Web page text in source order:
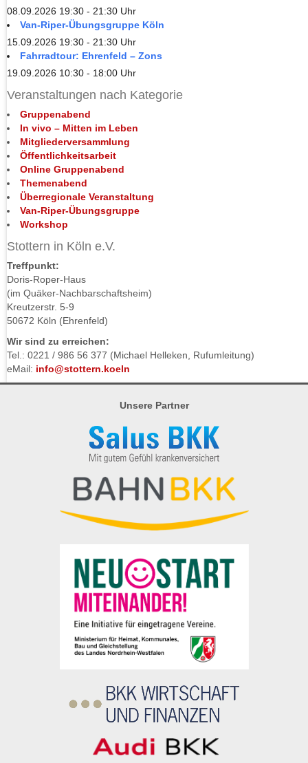
08.09.2026 19:30 - 21:30 Uhr
Van-Riper-Übungsgruppe Köln
15.09.2026 19:30 - 21:30 Uhr
Fahrradtour: Ehrenfeld – Zons
19.09.2026 10:30 - 18:00 Uhr
Veranstaltungen nach Kategorie
Gruppenabend
In vivo – Mitten im Leben
Mitgliederversammlung
Öffentlichkeitsarbeit
Online Gruppenabend
Themenabend
Überregionale Veranstaltung
Van-Riper-Übungsgruppe
Workshop
Stottern in Köln e.V.
Treffpunkt:
Doris-Roper-Haus
(im Quäker-Nachbarschaftsheim)
Kreutzerstr. 5-9
50672 Köln (Ehrenfeld)
Wir sind zu erreichen:
Tel.: 0221 / 986 56 377 (Michael Helleken, Rufumleitung)
eMail: info@stottern.koeln
Unsere Partner